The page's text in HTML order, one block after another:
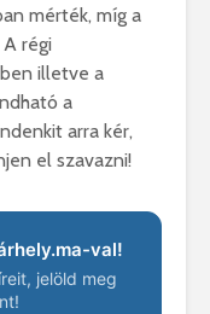
mérték, míg a
régi
illetve a
a
arra kér,
el szavazni!
val!
jelöld meg